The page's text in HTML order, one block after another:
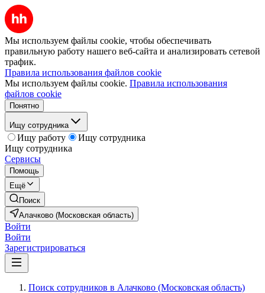
Мы используем файлы cookie, чтобы обеспечивать
правильную работу нашего веб-сайта и анализировать сетевой
трафик.
Правила использования файлов cookie
Мы используем файлы cookie. Правила использования
файлов cookie
Понятно
Ищу сотрудника
Ищу работу
Ищу сотрудника
Ищу сотрудника
Сервисы
Помощь
Ещё
Поиск
Алачково (Московская область)
Войти
Войти
Зарегистрироваться
Поиск сотрудников в Алачково (Московская область)